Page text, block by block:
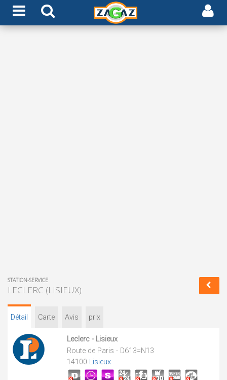
STATION-SERVICE
LECLERC (LISIEUX)
Détail Carte Avis prix
Leclerc - Lisieux
Route de Paris - D613=N13
14100 Lisieux